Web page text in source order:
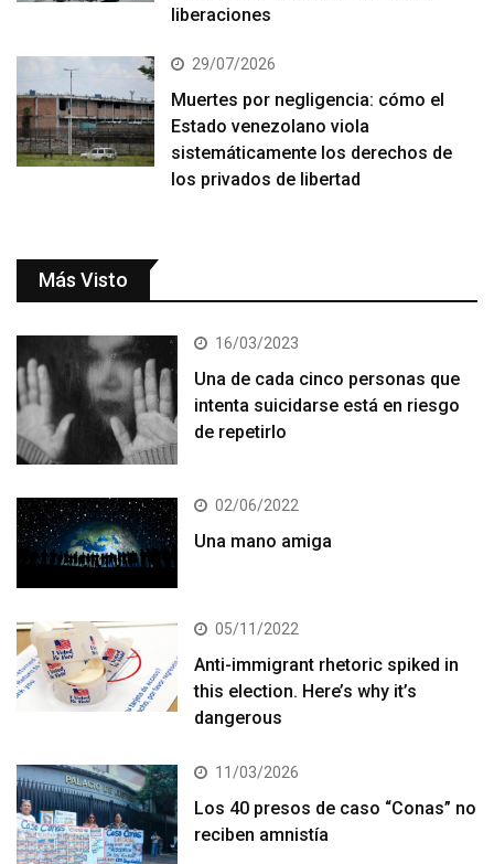
liberaciones
29/07/2026
Muertes por negligencia: cómo el
Estado venezolano viola
sistemáticamente los derechos de
los privados de libertad
Más Visto
16/03/2023
Una de cada cinco personas que
intenta suicidarse está en riesgo
de repetirlo
02/06/2022
Una mano amiga
05/11/2022
Anti-immigrant rhetoric spiked in
this election. Here’s why it’s
dangerous
11/03/2026
Los 40 presos de caso “Conas” no
reciben amnistía